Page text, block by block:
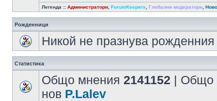
Легенда :: Администратори ForumKeepers Глобални модератори
Рожденници
Никой не празнува
Статистика
Общо мнения 2141152 | Общо
нов P.Lalev